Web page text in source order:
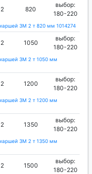
2 820
выбор:
180-220
ЗМ 2 т 820 мм 1014274
2 1050
выбор:
180-220
ЗМ 2 т 1050 мм
2 1200
выбор:
180-220
ЗМ 2 т 1200 мм
2 1350
выбор:
180-220
ЗМ 2 т 1350 мм
2 1500
выбор:
180-220